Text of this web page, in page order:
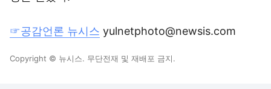
☞공감언론 뉴시스 yulnetphoto@newsis.com
Copyright © 뉴시스. 무단전재 및 재배포 금지.